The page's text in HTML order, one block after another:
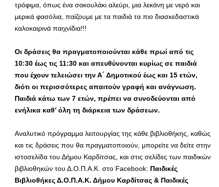
τρόφιμα, όπως ένα σακουλάκι αλεύρι, μια λεκάνη με νερό και
μερικά φασόλια, παίζουμε με τα παιδιά τα πιο διασκεδαστικά
καλοκαιρινά παιχνίδια!!!
Οι δράσεις θα πραγματοποιούνται κάθε πρωί από τις
10:30 έως τις 11:30 και απευθύνονται κυρίως σε παιδιά
που έχουν τελειώσει την Α΄ Δημοτικού έως και 15 ετών,
διότι οι περισσότερες απαιτούν γραφή και ανάγνωση.
Παιδιά κάτω των 7 ετών, πρέπει να συνοδεύονται από
ενήλικα καθ’ όλη τη διάρκεια των δράσεων.
Αναλυτικό πρόγραμμα λειτουργίας της κάθε βιβλιοθήκης, καθώς
και τις δράσεις που θα πραγματοποιούν, μπορείτε να δείτε στην
ιστοσελίδα του Δήμου Καρδίτσας, και στις σελίδες των παιδικών
βιβλιοθηκών του Δ.Ο.Π.Α.Κ. στο Facebook: Παιδικές
Βιβλιοθήκες Δ.Ο.Π.Α.Κ. Δήμου Καρδίτσας & Παιδικές